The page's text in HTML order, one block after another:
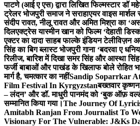
पाटणे (आई ए एस) द्वारा लिखित फिल्मस्टार डॉ
ट्रेलर भोजपुरी समाज ने सराहाएयर वाइस
संदीप रावत, नीलू रावत और अमित मिश्रा का
दिलएक्ट्रेस यास्मीन खान को फिल्म ‘देहाती
एक्टर का दादा साहब फाल्के इंडियन टेलीविज़न
सिंह का बिग ब्लास्ट भोजपुरी गाना ‘बदरवा ए
रिलीज, बारिश में दिखा समर सिंह और आस्था
फर्जी बाबाओं और पाखंड के खिलाफ बोले रोहित
मार्ग है, चमत्कार का नहींSandip Soparrkar
Film Festival In Kyrgyzstanबख्तवार
– लंदन’ और डॉ. माधुरी पानमंद को ‘बुक ऑफ़
सम्मानित किया गया।The Journey Of
Amitabh Ranjan From Journalist To
Visionary For The Vulnerable: J&Ks